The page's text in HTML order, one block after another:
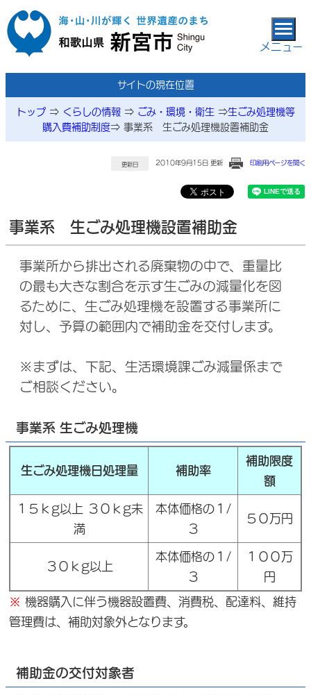
本文へ移動
メニュー
サイトの現在位置
トップ⇒ くらしの情報⇒ ごみ・環境・衛生 ⇒生ごみ処理機等
購入費補助制度⇒ 事業系 生ごみ処理機設置補助金
更新日 2010年9月15日 更新 印刷用ページを開く
事業系 生ごみ処理機設置補助金
事業所から排出される廃棄物の中で、重量比
の最も大きな割合を示す生ごみの減量化を図
るために、生ごみ処理機を設置する事業所に
対し、予算の範囲内で補助金を交付します。
※まずは、下記、生活環境課ごみ減量係まで
ご相談ください。
事業系 生ごみ処理機
生ごみ処理機日処理量 補助率
補助限度
額
１５ｋg以上 ３０ｋg未
満
本体価格の１/
３
５０万円
３０ｋg以上
本体価格の１/
３
１００万
円
※ 機器購入に伴う機器設置費、消費税、配達料、維持
管理費は、補助対象外となります。
補助金の交付対象者